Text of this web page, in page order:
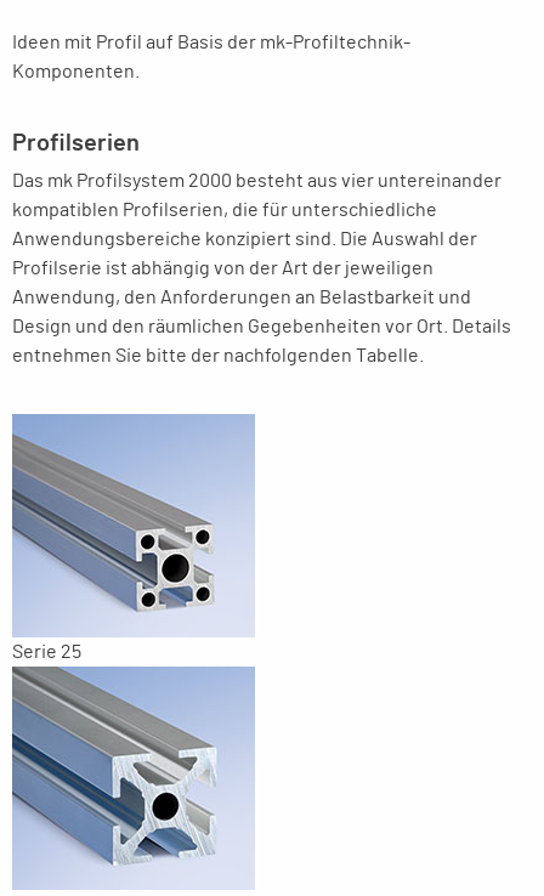
Ideen mit Profil auf Basis der mk-Profiltechnik-
Komponenten.
Profilserien
Das mk Profilsystem 2000 besteht aus vier untereinander
kompatiblen Profilserien, die für unterschiedliche
Anwendungsbereiche konzipiert sind. Die Auswahl der
Profilserie ist abhängig von der Art der jeweiligen
Anwendung, den Anforderungen an Belastbarkeit und
Design und den räumlichen Gegebenheiten vor Ort. Details
entnehmen Sie bitte der nachfolgenden Tabelle.
Serie 25